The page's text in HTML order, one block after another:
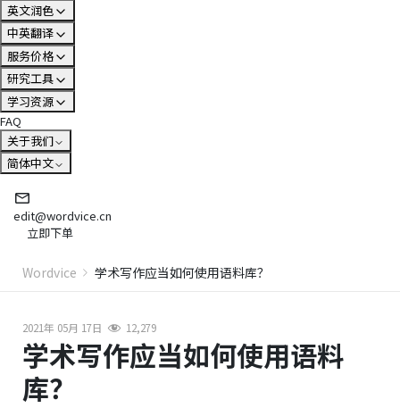
英文润色
中英翻译
服务价格
研究工具
学习资源
FAQ
关于我们
简体中文
edit@wordvice.cn
立即下单
Wordvice 学术写作应当如何使用语料库？
2021年 05月 17日 12,279
学术写作应当如何使用语料
库？